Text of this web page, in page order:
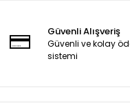
Güvenli Alışveriş
Güvenli ve kolay
sistemi